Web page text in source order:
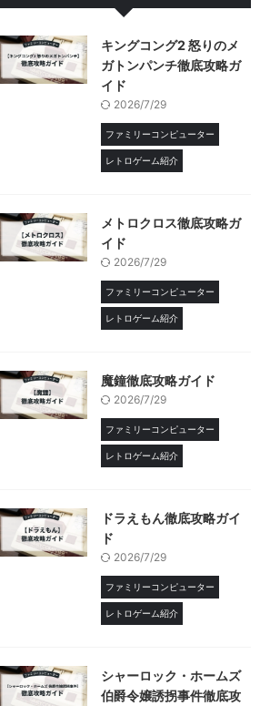
キングコング2 怒りのメ
ガトンパンチ徹底攻略ガ
イド
2026/7/29
ファミリーコンピューター
レトロゲーム紹介
メトロクロス徹底攻略ガ
イド
2026/7/29
ファミリーコンピューター
レトロゲーム紹介
魔鐘徹底攻略ガイド
2026/7/29
ファミリーコンピューター
レトロゲーム紹介
ドラえもん徹底攻略ガイ
ド
2026/7/29
ファミリーコンピューター
レトロゲーム紹介
シャーロック・ホームズ
伯爵令嬢誘拐事件徹底攻